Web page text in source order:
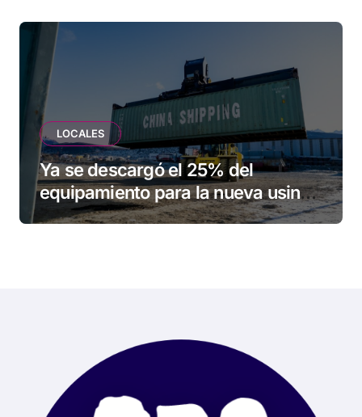
LOCALES
Ya se descargó el 25% del
equipamiento para la nueva usina
de Ushuaia